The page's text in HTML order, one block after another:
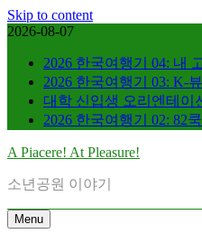
Skip to content
2026-08-07
2026 한국여행기 04: 내
2026 한국여행기 03: K-
대학 신입생 오리엔테이
2026 한국여행기 02: 82
A Piacere! At Pleasure!
소년공원 이야기
Menu